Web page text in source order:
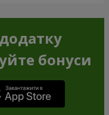
бонуси